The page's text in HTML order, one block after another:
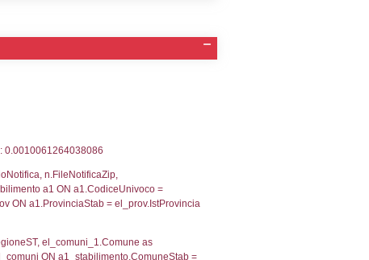
E STATO DEI CONTROLLO A CUI è SOGGETTO
LO STABILIMENTO
SOSTANZE PERICOLOSE DI CUI ALL'ALLEGATO